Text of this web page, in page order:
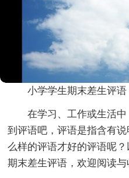
小学学生期末差生评语
在学习、工作或生活
到评语吧，评语是指含有
么样的评语才好的评语呢
期末差生评语，欢迎阅读与